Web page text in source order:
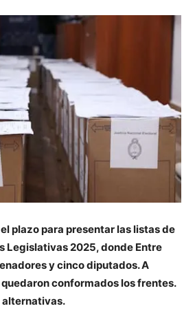
plazo para presentar las listas de
Legislativas 2025, donde Entre
y cinco diputados. A
conformados los frentes.
alternativas.